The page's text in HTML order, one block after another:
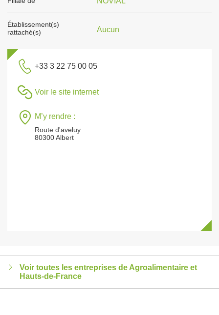
Établissement(s)
rattaché(s)
Aucun
+33 3 22 75 00 05
Voir le site internet
M’y rendre :
Route d'aveluy
80300 Albert
Voir toutes les entreprises de Agroalimentaire et
Hauts-de-France